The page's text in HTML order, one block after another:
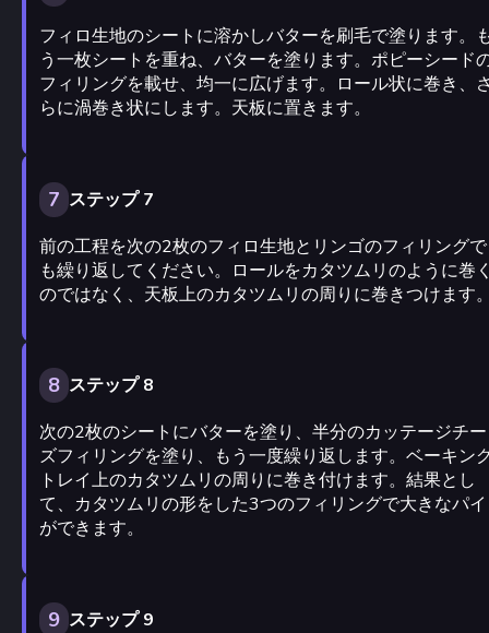
フィロ生地のシートに溶かしバターを刷毛で塗ります。
う一枚シートを重ね、バターを塗ります。ポピーシード
フィリングを載せ、均一に広げます。ロール状に巻き、
らに渦巻き状にします。天板に置きます。
7 ステップ 7
前の工程を次の2枚のフィロ生地とリンゴのフィリングで
も繰り返してください。ロールをカタツムリのように巻
のではなく、天板上のカタツムリの周りに巻きつけます
8 ステップ 8
次の2枚のシートにバターを塗り、半分のカッテージチー
ズフィリングを塗り、もう一度繰り返します。ベーキン
トレイ上のカタツムリの周りに巻き付けます。結果とし
て、カタツムリの形をした3つのフィリングで大きなパイ
ができます。
9 ステップ 9